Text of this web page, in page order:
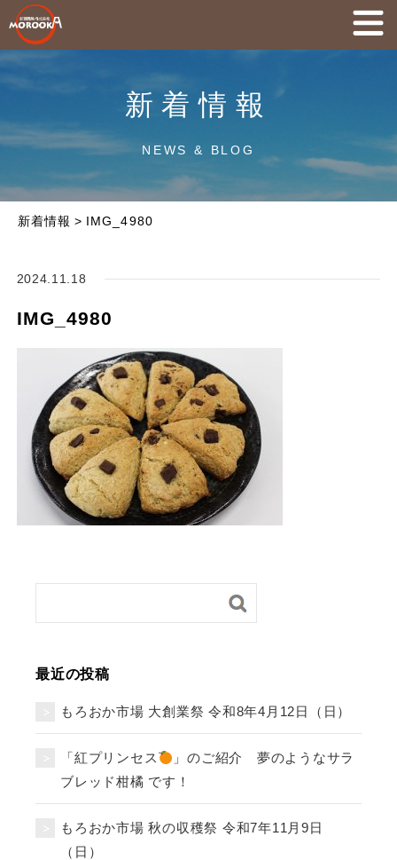
新着情報
NEWS & BLOG
新着情報 > IMG_4980
2024.11.18
IMG_4980
最近の投稿
もろおか市場 大創業祭 令和8年4月12日（日）
「紅プリンセス
」のご紹介 夢のようなサラ
ブレッド柑橘 です！
もろおか市場 秋の収穫祭 令和7年11月9日
（日）